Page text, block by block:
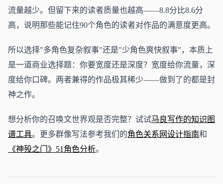
流量越少。但留下来的读者质量也越高——8.8分比8.6分
高，说明那些能记住90个角色的读者对作品的满意度更高。
所以选择"多角色复杂叙事"还是"少角色爽快叙事"，本质上
是一道商业选择题：你要宽度还是深度？宽度给你流量，深
度给你口碑。两者兼得的作品极其稀少——做到了的都是封
神之作。
想分析你的召唤文世界观是否完整？试试马良写作的知识图
谱工具。更多群像写法参考我们的角色关系网设计指南和
《神殁之门》51角色分析。